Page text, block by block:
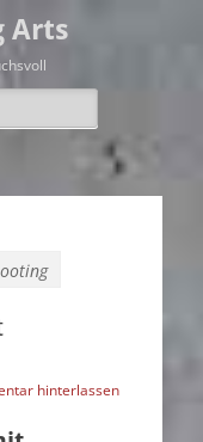
Arts
hinterlassen